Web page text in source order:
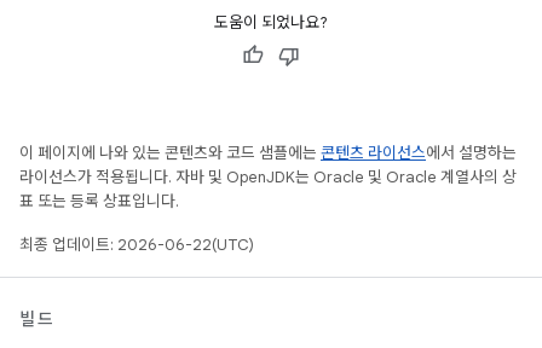
도움이 되었나요?
이 페이지에 나와 있는 콘텐츠와 코드 샘플에는 콘텐츠 라이선스에서 설명하는
라이선스가 적용됩니다. 자바 및 OpenJDK는 Oracle 및 Oracle 계열사의 상
표 또는 등록 상표입니다.
최종 업데이트: 2026-06-22(UTC)
빌드